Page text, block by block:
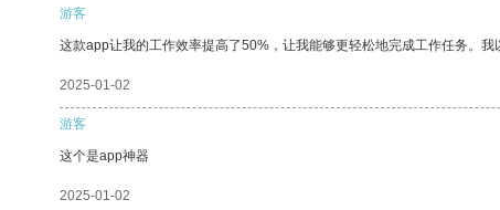
游客
这款app让我的工作效率提高了50%，让我能够更轻松地完成工作任务。
2025-01-02
游客
这个是app神器
2025-01-02